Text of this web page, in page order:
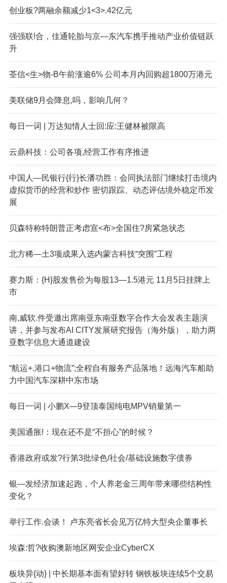
创业板?两融余额减少1<3>.42亿元
强强联!合，佳通轮胎与京—东汽车携手推动产业价值链跃
升
荃信<生>物-B午前涨逾6% 公司本月内回购超1800万港元
美联储9月会降息,吗，影响几何？
每日一词 | 万达知情人士回:应:王健林被限高
云鼎科技：公司各项,经营工作有序推进
中国人—民银行{行}长潘功胜：会同执法部门继续打击境内
虚拟货币的经营和炒作 密切跟踪、动态评估境外稳定币发
展
贝森特称特朗普正考虑宣<布>全国住?房紧急状态
北方稀—土3项成果入选内蒙古科技“突围”工程
赛力斯：{H}股发售价为每股13—1.5港元 11月5日挂牌上
市
南,威软.件受邀出席南亚东南亚数字合作大会发表主题演
讲，并参与发布AI CITY发展研究报告（海外版），助力两
亚数字信息大通道建设
“航运+.港口+物流”;全程自有服务产品落地！远海汽车船助
力中国汽车深耕中东市场
每日一词 | 小鹏X—9登顶泰国纯电MPV销量第一
美国通胀!：现在还不是“不担心”的时候？
香港政府或发?行第3批绿色/社会/基础设施数字债券
银—发经济加速起跑，个人养老金三周年带来哪些结构性
变化？
举行工作.会谈！ 卢东亮省长会见万亿特大型央企董事长
埃森:哲?收购澳新地区网安企业CyberCX
板块异{动} | 中长期基本面有望好转 钢铁板块连续5个交易